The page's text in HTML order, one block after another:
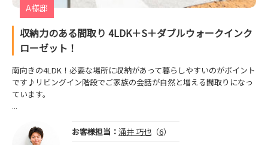
A様邸
収納力のある間取り 4LDK＋S＋ダブルウォークインク
ローゼット！
南向きの4LDK！必要な場所に収納があって暮らしやすいのがポイント
です♪リビングイン階段でご家族の会話が自然と増える間取りになっ
ています。
...
お客様担当： 涌井 巧也 （6）